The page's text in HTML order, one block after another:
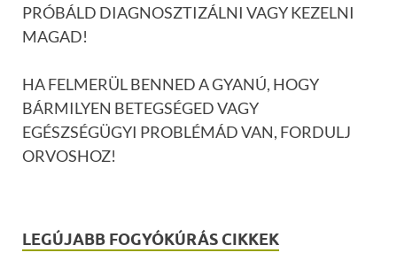
PRÓBÁLD DIAGNOSZTIZÁLNI VAGY KEZELNI
MAGAD!
HA FELMERÜL BENNED A GYANÚ, HOGY
BÁRMILYEN BETEGSÉGED VAGY
EGÉSZSÉGÜGYI PROBLÉMÁD VAN, FORDULJ
ORVOSHOZ!
LEGÚJABB FOGYÓKÚRÁS CIKKEK